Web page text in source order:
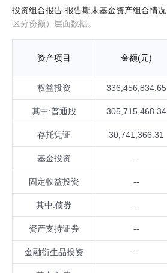
投资组合报告-报告期末基金资产组合情况
区分份额）层面数据。
资产项目 金额(元)
权益投资 336,456,834.65
其中:普通股 305,715,468.34
存托凭证 30,741,366.31
基金投资 --
固定收益投资 --
其中:债券 --
资产支持证券 --
金融衍生品投资 --